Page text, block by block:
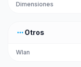
Dimensiones
more_horiz Otros
Wlan